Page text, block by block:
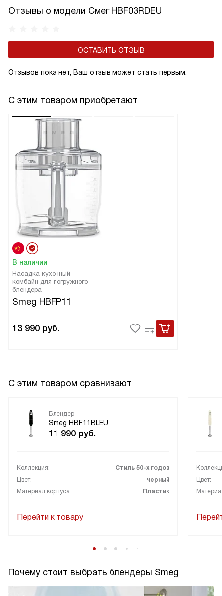
Отзывы о модели Смег HBF03RDEU
ОСТАВИТЬ ОТЗЫВ
Отзывов пока нет, Ваш отзыв может стать первым.
С этим товаром приобретают
В наличии
Насадка кухонный
комбайн для погружного
блендера
Smeg HBFP11
13 990 руб.
С этим товаром сравнивают
Блендер
Smeg HBF11BLEU
11 990 руб.
Коллекция:
Стиль 50-х годов
Цвет:
черный
Материал корпуса:
Пластик
Перейти к товару
Цвет:
Почему стоит выбрать блендеры Smeg